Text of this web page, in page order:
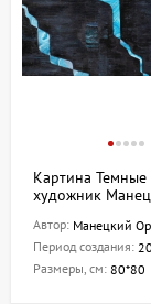
Картина Темные
художник
Автор: Манецкий
Период создания:
Размеры, см: 80*80